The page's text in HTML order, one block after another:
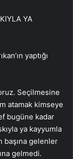
YA
yaptığı
Seçilmesine
atamak kimseye
bugüne kadar
ya kayyumla
başına gelenler
gelmedi.